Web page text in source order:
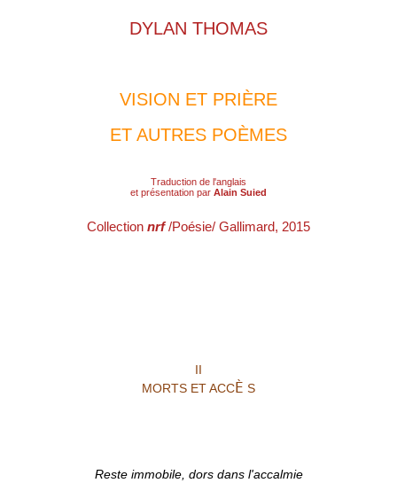
DYLAN THOMAS
VISION ET PRIÈRE
ET AUTRES POÈMES
Traduction de l'anglais
et présentation par Alain Suied
Collection nrf /Poésie/ Gallimard, 2015
II
MORTS ET ACCÈ S
Reste immobile, dors dans l'accalmie